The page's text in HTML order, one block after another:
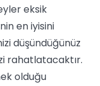
eksik
en iyisini
düşündüğünüz
rahatlatacaktır.
olduğu